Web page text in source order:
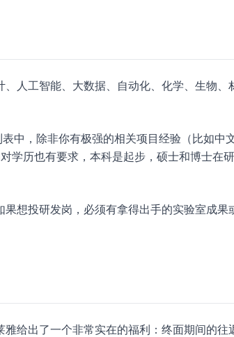
人工智能、大数据、自动化、化学、生物、
中，除非你有极强的相关项目经验（比如中
学历也有要求，本科是起步，硕士和博士在
想投研发岗，必须有拿得出手的实验室成果
给出了一个非常实在的福利：终面期间的往